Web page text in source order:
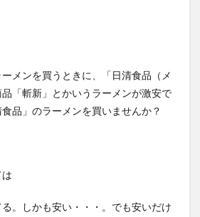
メンを買うときに、「日清食品（メ
「斬新」とかいうラーメンが激安で
品」のラーメンを買いませんか？
る。しかも安い・・・。でも安いだけ